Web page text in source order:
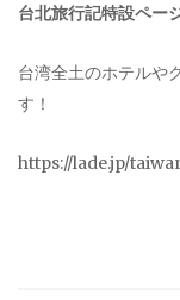
台北旅行記特設ペー
台湾全土のホテルや
す！
https://lade.jp/